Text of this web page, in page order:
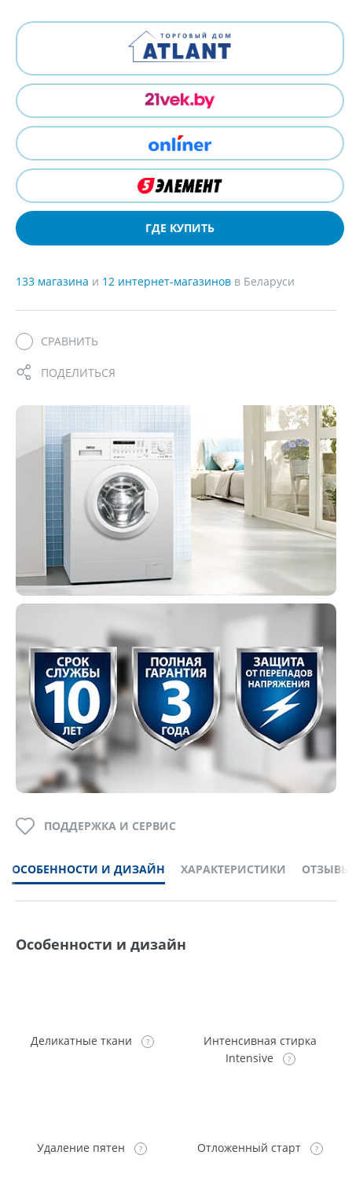
ГДЕ КУПИТЬ
133 магазина и 12 интернет-магазинов в Беларуси
СРАВНИТЬ
ПОДЕЛИТЬСЯ
ОСОБЕННОСТИ И ДИЗАЙН ХАРАКТЕРИСТИКИ ОТЗЫВЫ
ПОДДЕРЖКА И СЕРВИС
Особенности и дизайн
Деликатные ткани
Интенсивная стирка
Intensive
Удаление пятен Отложенный старт